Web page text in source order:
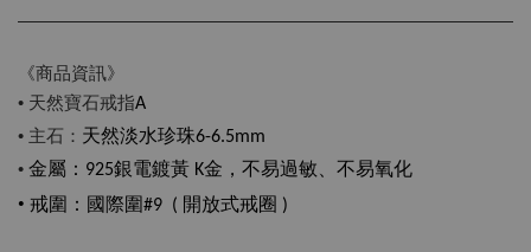
《商品資訊》
• 天然寶石戒指A
• 主石： 天然淡水珍珠6-6.5mm
• 金屬：925銀電鍍黃 K金，不易過敏、不易氧化
• 戒圍 ：國際圍#9 ( 開放式戒圈 )